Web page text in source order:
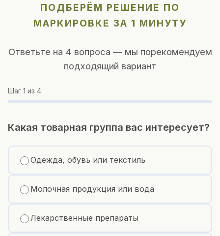
ПОДБЕРЁМ РЕШЕНИЕ ПО
МАРКИРОВКЕ ЗА 1 МИНУТУ
Ответьте на 4 вопроса — мы порекомендуем
подходящий вариант
Шаг 1 из 4
Какая товарная группа вас интересует?
Одежда, обувь или текстиль
Молочная продукция или вода
Лекарственные препараты